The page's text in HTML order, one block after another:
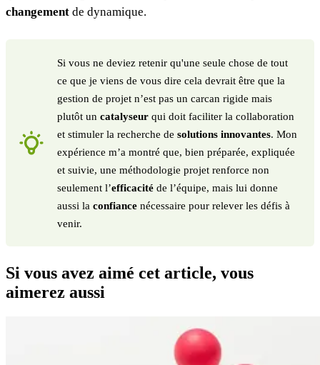
changement de dynamique.
Si vous ne deviez retenir qu'une seule chose de tout
ce que je viens de vous dire cela devrait être que la
gestion de projet n’est pas un carcan rigide mais
plutôt un catalyseur qui doit faciliter la collaboration
et stimuler la recherche de solutions innovantes. Mon
expérience m’a montré que, bien préparée, expliquée
et suivie, une méthodologie projet renforce non
seulement l’efficacité de l’équipe, mais lui donne
aussi la confiance nécessaire pour relever les défis à
venir.
Si vous avez aimé cet article, vous
aimerez aussi